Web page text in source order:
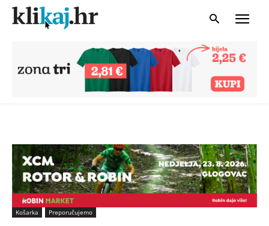
Košarka Preporučujemo